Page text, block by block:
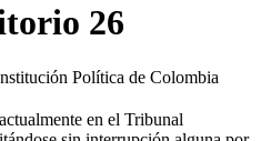
26
Política de Colombia
en el Tribunal